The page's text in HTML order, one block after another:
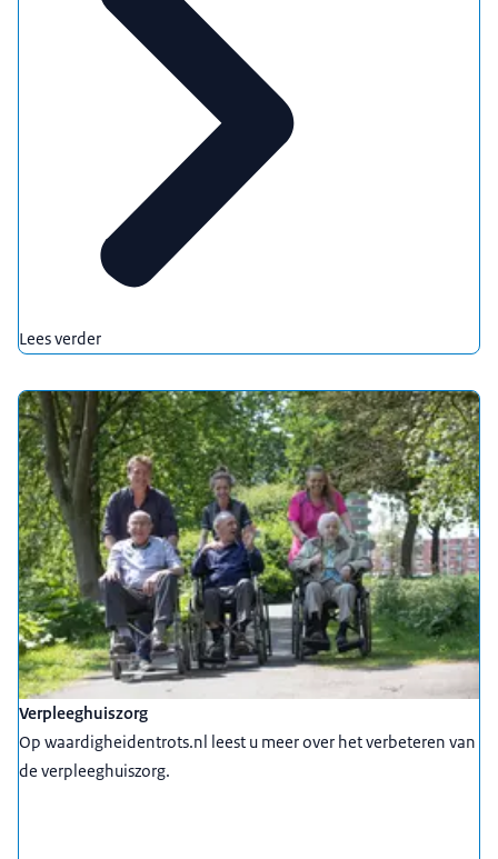
Lees verder
Verpleeghuiszorg
Op waardigheidentrots.nl leest u meer over het verbeteren van
de verpleeghuiszorg.